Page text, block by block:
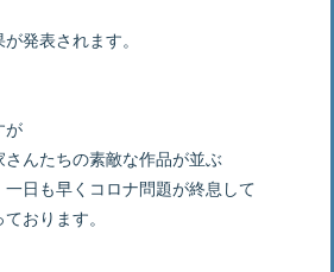
発表されます。
が
んたちの素敵な作品が並ぶ
日も早くコロナ問題が終息して
おります。